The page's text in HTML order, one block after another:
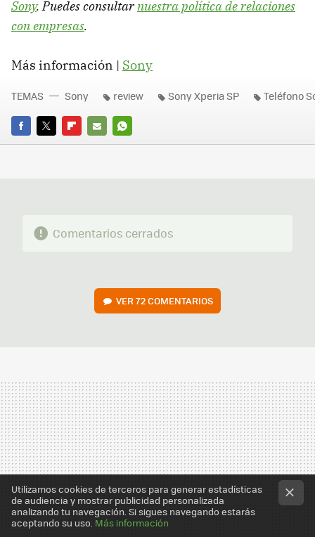
Sony. Puedes consultarnuestra política de relaciones
con empresas.
Más información | Sony
FACEBOOK
TWITTERFLIPBOARD
E-
WHATSAPP
TEMAS Sony review Sony Xperia SP Teléfono
Comentarios cerrados
VER 72 COMENTARIOS
Utilizamos cookies de terceros para generar estadísticas
de audiencia y mostrar publicidad personalizada
analizando tu navegación. Si sigues navegando estarás
aceptando su uso. Más información